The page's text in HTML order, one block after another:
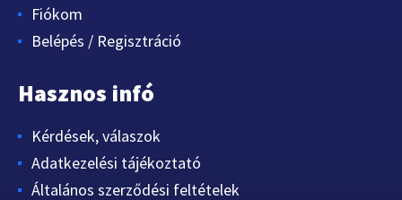
Fiókom
Belépés / Regisztráció
Hasznos infó
Kérdések, válaszok
Adatkezelési tájékoztató
Általános szerződési feltételek